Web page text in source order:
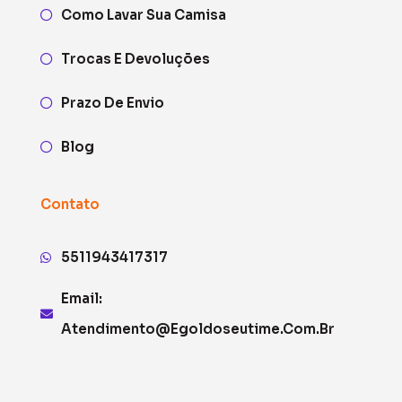
Como Lavar Sua Camisa
Trocas E Devoluções
Prazo De Envio
Blog
Contato
5511943417317
Email:
Atendimento@egoldoseutime.com.br